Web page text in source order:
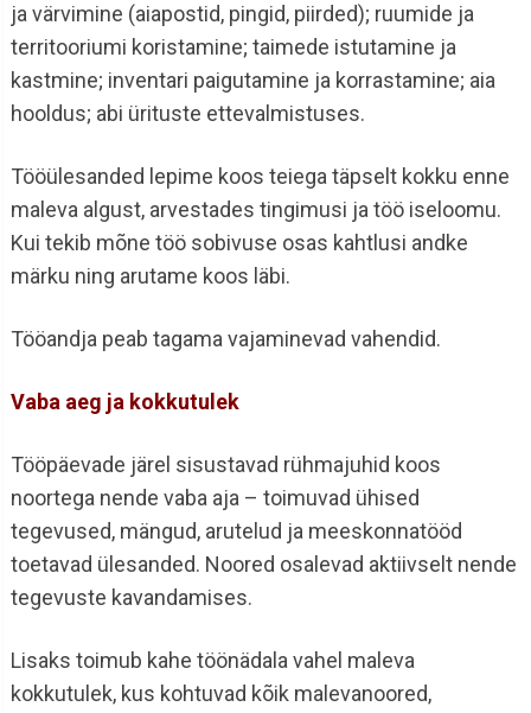
ja värvimine (aiapostid, pingid, piirded); ruumide ja
territooriumi koristamine; taimede istutamine ja
kastmine; inventari paigutamine ja korrastamine; aia
hooldus; abi ürituste ettevalmistuses.
Tööülesanded lepime koos teiega täpselt kokku enne
maleva algust, arvestades tingimusi ja töö iseloomu.
Kui tekib mõne töö sobivuse osas kahtlusi andke
märku ning arutame koos läbi.
Tööandja peab tagama vajaminevad vahendid.
Vaba aeg ja kokkutulek
Tööpäevade järel sisustavad rühmajuhid koos
noortega nende vaba aja – toimuvad ühised
tegevused, mängud, arutelud ja meeskonnatööd
toetavad ülesanded. Noored osalevad aktiivselt nende
tegevuste kavandamises.
Lisaks toimub kahe töönädala vahel maleva
kokkutulek, kus kohtuvad kõik malevanoored,